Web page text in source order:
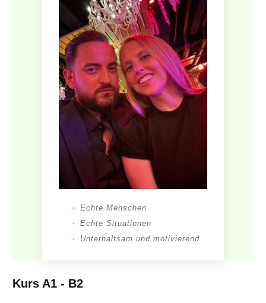
Kurs A1 - B2
Echte Menschen
Echte Situationen
Unterhaltsam und motivierend